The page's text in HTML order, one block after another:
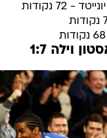
וילה 1:7